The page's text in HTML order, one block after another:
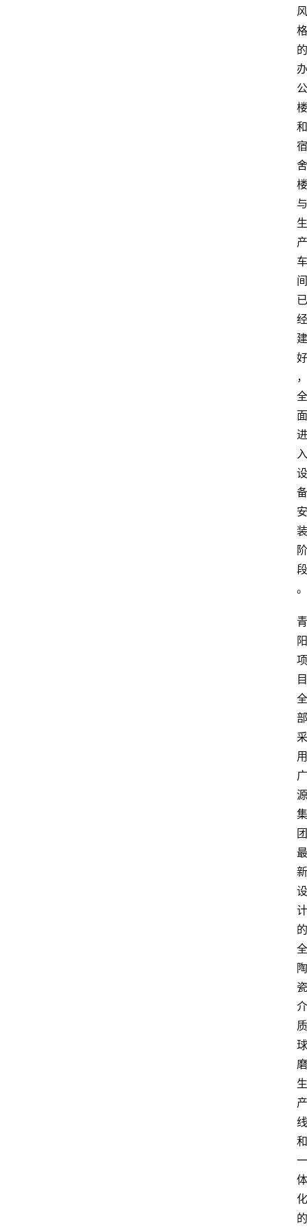
风
格
的
办
公
楼
和
宿
舍
楼
与
生
产
车
间
已
经
建
好
，
全
面
进
入
设
备
安
装
阶
段
。
青
阳
项
目
全
部
采
用
广
源
集
团
最
新
设
计
的
全
陶
瓷
介
质
球
磨
生
产
线
和
一
体
化
的